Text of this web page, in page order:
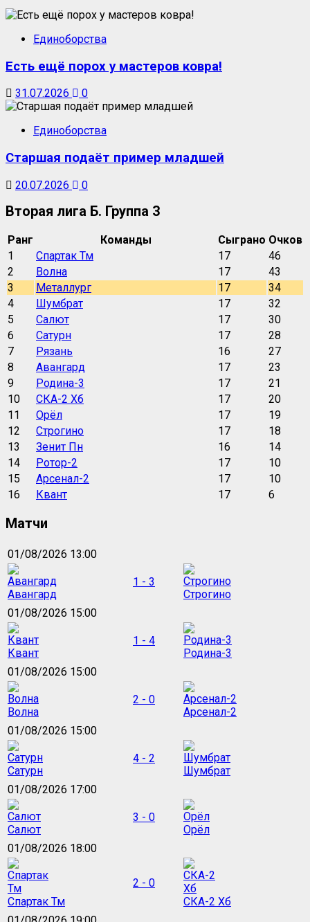
Единоборства
Есть ещё порох у мастеров ковра!
31.07.2026 0
Единоборства
Старшая подаёт пример младшей
20.07.2026 0
Вторая лига Б. Группа 3
Ранг Команды Сыграно Очков
1
Спартак Тм 17
46
2
Волна 17
43
3
Металлург 17
34
4
Шумбрат 17
32
5
Салют 17
30
6
Сатурн 17
28
7
Рязань 16
27
8
Авангард 17
23
9
Родина-3 17
21
10
СКА-2 Хб 17
20
11
Орёл 17
19
12
Строгино 17
18
13
Зенит Пн 16
14
14
Ротор-2 17
10
15
Арсенал-2 17
10
16
Квант 17 6
Матчи
01/08/2026 13:00
Авангард
1 - 3
Строгино
01/08/2026 15:00
Квант
1 - 4
Родина-3
01/08/2026 15:00
Волна
2 - 0
Арсенал-2
01/08/2026 15:00
Сатурн
4 - 2
Шумбрат
01/08/2026 17:00
Салют
3 - 0
Орёл
01/08/2026 18:00
Спартак Тм
2 - 0
СКА-2 Хб